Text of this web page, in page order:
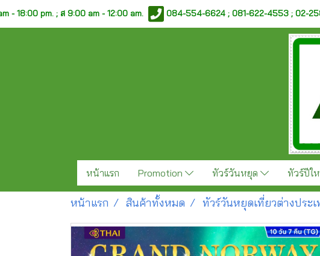
- 18:00 pm. ;ส 9:00 am - 12:00 am. 084-554-6624 ; 081-622-4553 ; 02-
หน้าแรก Promotion ทัวร์วันหยุด ทัวร์ปีใ
หน้าแรก สินค้าทั้งหมด ทัวร์วันหยุดเที่ยวต่างประ